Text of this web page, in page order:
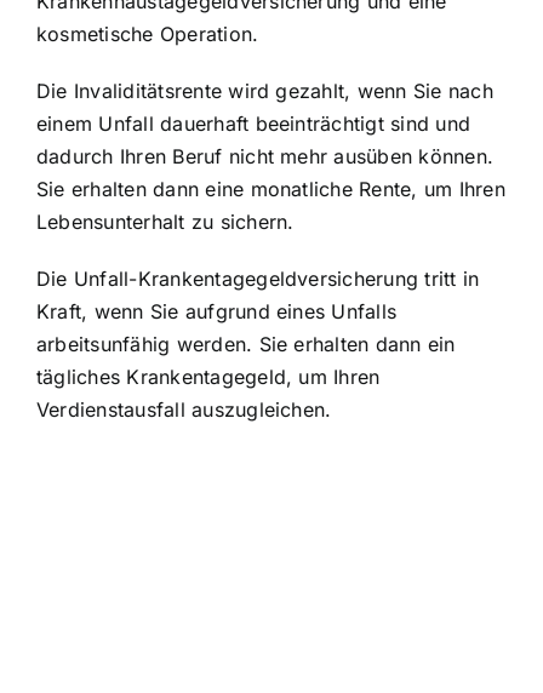
kosmetische Operation.
Die Invaliditätsrente wird gezahlt, wenn Sie nach
einem Unfall dauerhaft beeinträchtigt sind und
dadurch Ihren Beruf nicht mehr ausüben können.
Sie erhalten dann eine monatliche Rente, um Ihren
Lebensunterhalt zu sichern.
Die Unfall-Krankentagegeldversicherung tritt in
Kraft, wenn Sie aufgrund eines Unfalls
arbeitsunfähig werden. Sie erhalten dann ein
tägliches Krankentagegeld, um Ihren
Verdienstausfall auszugleichen.